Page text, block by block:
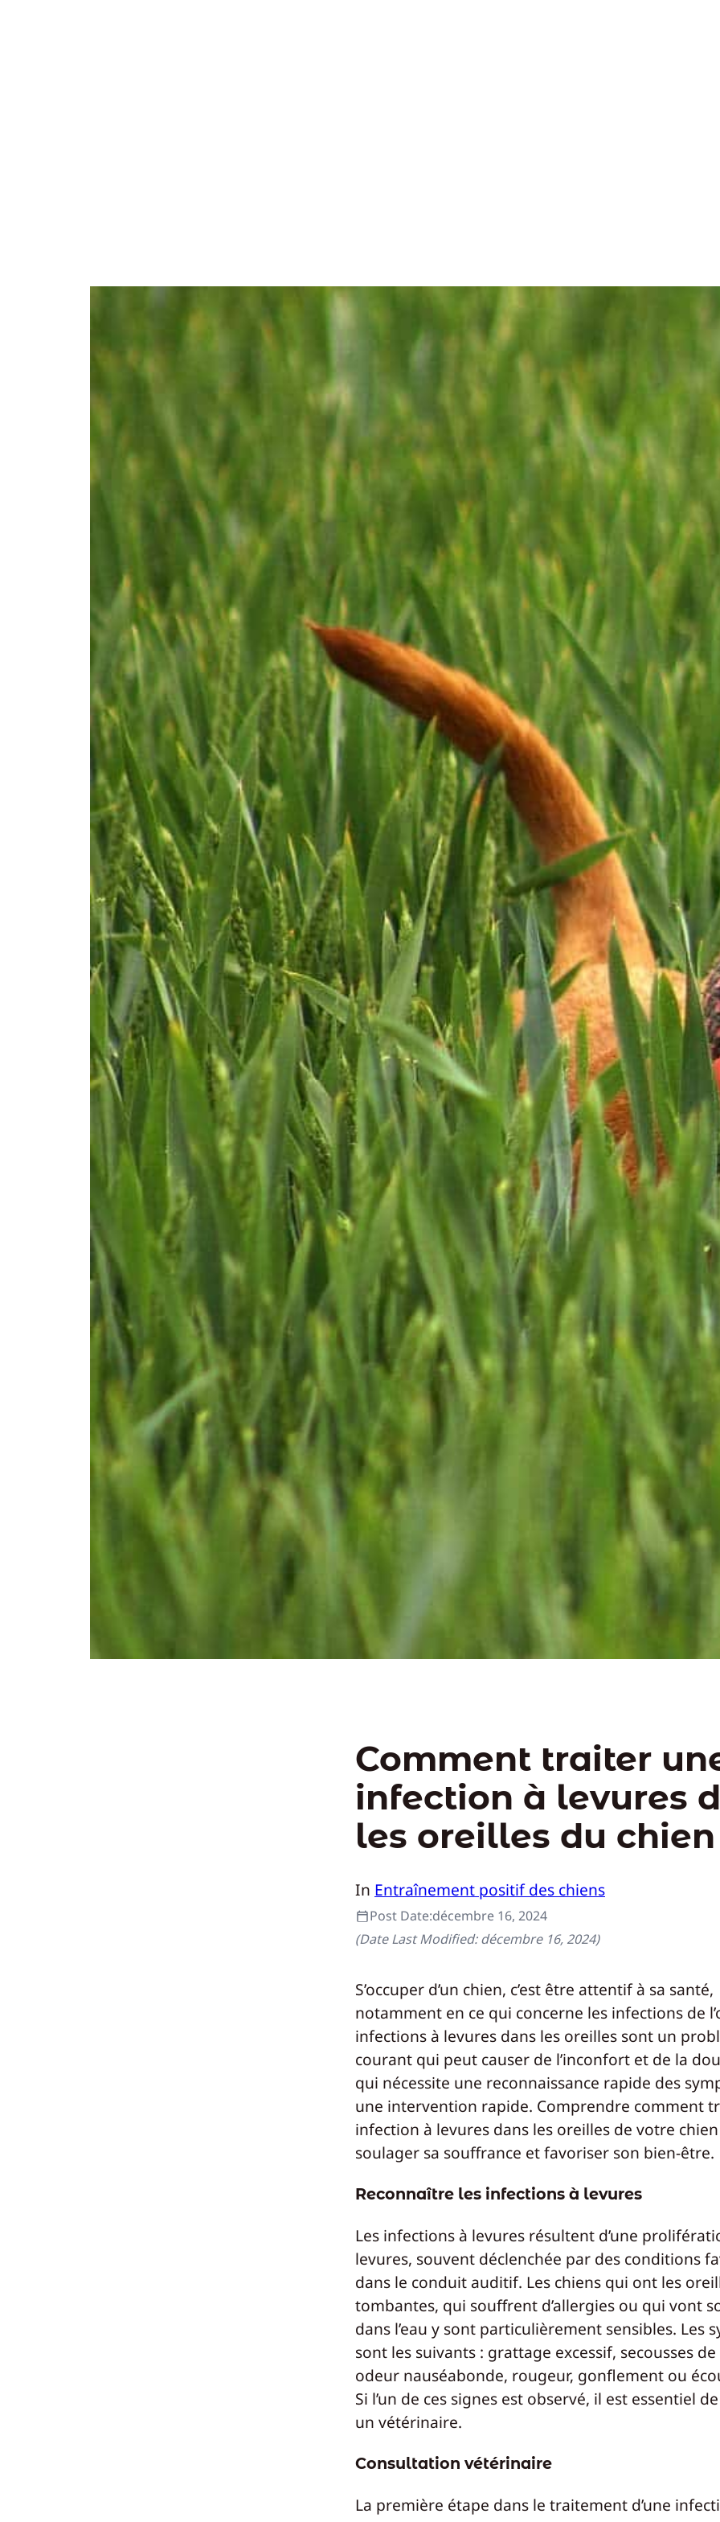
Comment traiter
infection à levures
les oreilles du chien
In Entraînement positif des chiens
Post Date:décembre 16, 2024
(Date Last Modified:décembre 16, 2024)
S’occuper d’un chien, c’est être attentif à sa santé,
notamment en ce qui concerne les infections de
infections à levures dans les oreilles sont un
courant qui peut causer de l’inconfort et de la
qui nécessite une reconnaissance rapide des
une intervention rapide. Comprendre comment
infection à levures dans les oreilles de votre
soulager sa souffrance et favoriser son bien-être.
Reconnaître les infections à levures
Les infections à levures résultent d’une
levures, souvent déclenchée par des conditions
dans le conduit auditif. Les chiens qui ont les
tombantes, qui souffrent d’allergies ou qui vont
dans l’eau y sont particulièrement sensibles. Les
sont les suivants : grattage excessif, secousses
odeur nauséabonde, rougeur, gonflement ou
Si l’un de ces signes est observé, il est essentiel
un vétérinaire.
Consultation vétérinaire
La première étape dans le traitement d’une